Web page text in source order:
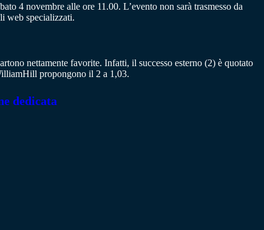
4 novembre alle ore 11.00. L’evento non sarà trasmesso da
web specializzati.
nettamente favorite. Infatti, il successo esterno (2) è quotato
propongono il 2 a 1,03.
dedicata